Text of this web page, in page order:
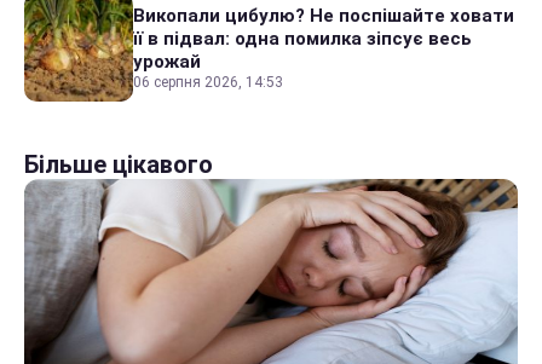
Викопали цибулю? Не поспішайте ховати
її в підвал: одна помилка зіпсує весь
урожай
06 серпня 2026, 14:53
Більше цікавого